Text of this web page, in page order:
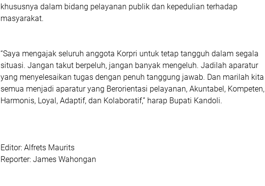
khususnya dalam bidang pelayanan publik dan kepedulian terhadap
masyarakat.
“Saya mengajak seluruh anggota Korpri untuk tetap tangguh dalam segala
situasi. Jangan takut berpeluh, jangan banyak mengeluh. Jadilah aparatur
yang menyelesaikan tugas dengan penuh tanggung jawab. Dan marilah kita
semua menjadi aparatur yang Berorientasi pelayanan, Akuntabel, Kompeten,
Harmonis, Loyal, Adaptif, dan Kolaboratif,” harap Bupati Kandoli.
Editor: Alfrets Maurits
Reporter: James Wahongan